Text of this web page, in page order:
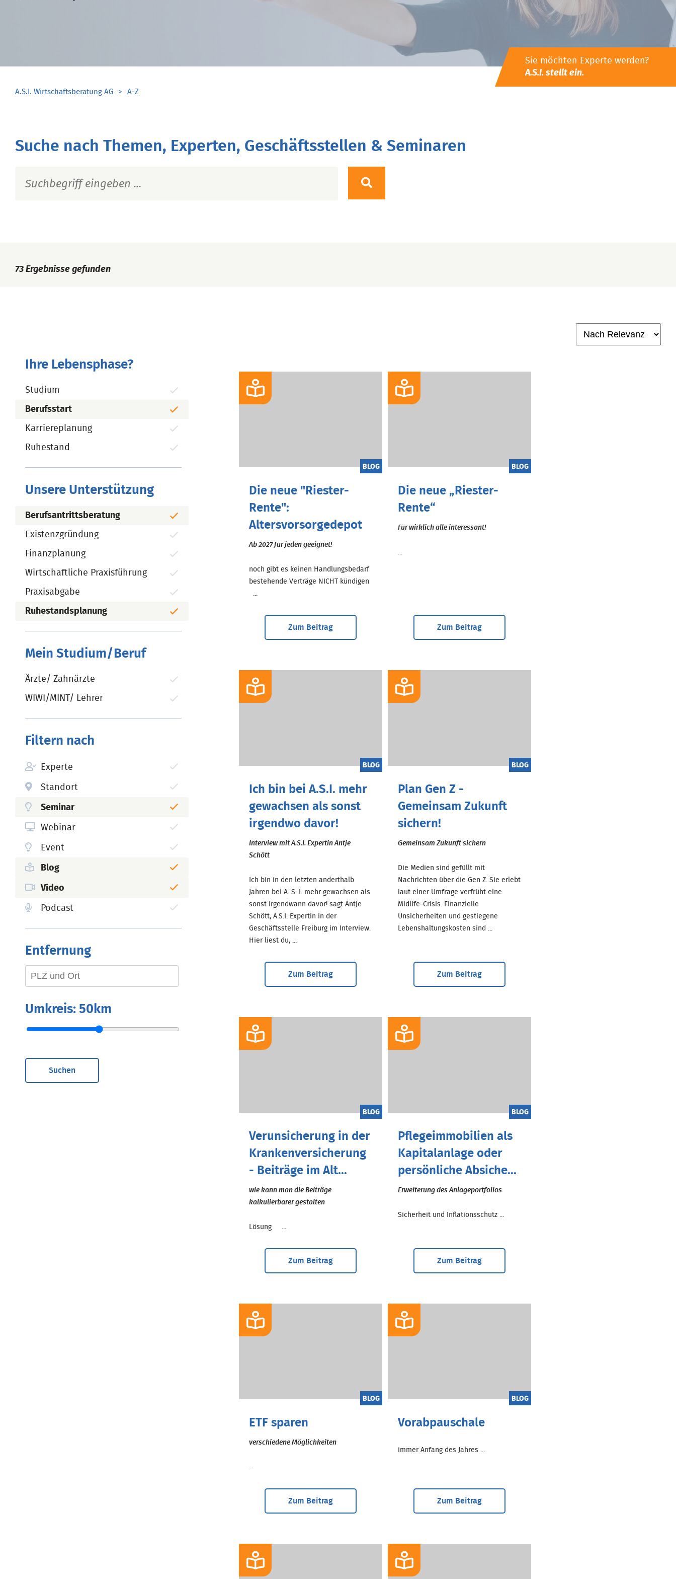
Sie möchten Experte werden?
A.S.I. stellt ein.
A.S.I. Wirtschaftsberatung AG A-Z
Suche nach Themen, Experten, Geschäftsstellen & Seminaren
73 Ergebnisse gefunden
Ihre Lebensphase?
Studium
Berufsstart
Karriereplanung
Ruhestand
Unsere Unterstützung
Berufsantrittsberatung
Existenzgründung
Finanzplanung
Wirtschaftliche Praxisführung
Praxisabgabe
Ruhestandsplanung
Mein Studium/Beruf
Ärzte/ Zahnärzte
WIWI/MINT/ Lehrer
Filtern nach
Experte
Standort
Seminar
Webinar
Event
Blog
Video
Podcast
Entfernung
Umkreis: 50km
Suchen
BLOG
Die neue "Riester-
Rente":
Altersvorsorgedepot
Ab 2027 für jeden geeignet!
noch gibt es keinen Handlungsbedarf
bestehende Verträge NICHT kündigen
...
Zum Beitrag
BLOG
Die neue „Riester-
Rente“
Für wirklich alle interessant!
...
Zum Beitrag
BLOG
Ich bin bei A.S.I. mehr
gewachsen als sonst
irgendwo davor!
Interview mit A.S.I. Expertin Antje
Schött
Ich bin in den letzten anderthalb
Jahren bei A. S. I. mehr gewachsen als
sonst irgendwann davor! sagt Antje
Schött, A.S.I. Expertin in der
Geschäftsstelle Freiburg im Interview.
Hier liest du, ...
Zum Beitrag
BLOG
Plan Gen Z -
Gemeinsam Zukunft
sichern!
Gemeinsam Zukunft sichern
Die Medien sind gefüllt mit
Nachrichten über die Gen Z. Sie erlebt
laut einer Umfrage verfrüht eine
Midlife-Crisis. Finanzielle
Unsicherheiten und gestiegene
Lebenshaltungskosten sind ...
Zum Beitrag
BLOG
Verunsicherung in der
Krankenversicherung
- Beiträge im Alt...
wie kann man die Beiträge
kalkulierbarer gestalten
Lösung ...
Zum Beitrag
BLOG
Pflegeimmobilien als
Kapitalanlage oder
persönliche Absiche...
Erweiterung des Anlageportfolios
Sicherheit und Inflationsschutz ...
Zum Beitrag
BLOG
ETF sparen
verschiedene Möglichkeiten
...
Zum Beitrag
BLOG
Vorabpauschale
immer Anfang des Jahres ...
Zum Beitrag